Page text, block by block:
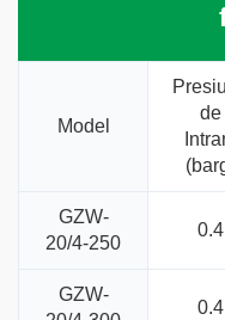
Model
de
GZW-
20/4-250
0.4
GZW-
0.4